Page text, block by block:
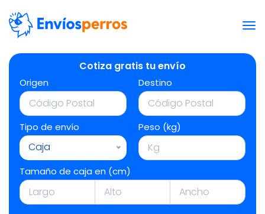
Cotiza gratis tu envío
Origen Destino
Tipo de envío
Caja
Peso (kg)
Tamaño de caja en (cm)